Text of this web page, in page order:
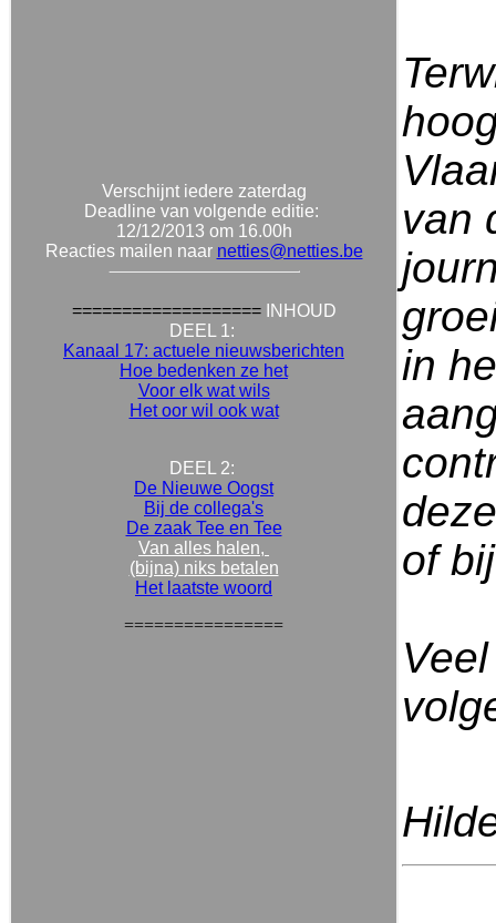
Verschijnt iedere zaterdag
Deadline van volgende editie:
12/12/2013 om 16.00h
Reacties mailen naar netties@netties.be
=================== INHOUD
DEEL 1:
Kanaal 17: actuele nieuwsberichten
Hoe bedenken ze het
Voor elk wat wils
Het oor wil ook wat
DEEL 2:
De Nieuwe Oogst
Bij de collega's
De zaak Tee en Tee
Van alles halen,
(bijna) niks betalen
Het laatste woord
================
van
in
of